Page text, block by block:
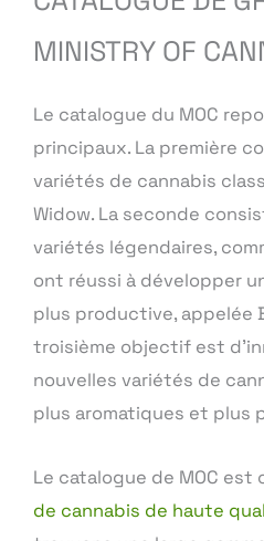
MINISTRY OF
Le catalogue du MOC
principaux. La première
variétés de cannabis
Widow. La seconde
variétés légendaires,
ont réussi à développer
plus productive, appelée
troisième objectif est
nouvelles variétés de
plus aromatiques et plus
Le catalogue de MOC est
de cannabis de haute